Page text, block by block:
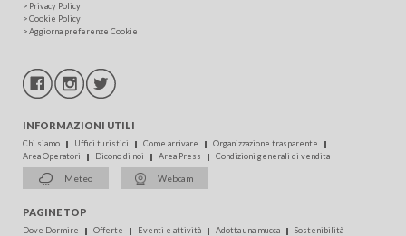
> Privacy Policy
>Cookie Policy
>Aggiorna preferenze Cookie
INFORMAZIONI UTILI
Chi siamo Uffici turistici Come arrivare
Organizzazione trasparente
Area Operatori
Dicono di noi Area Press Condizioni generali di vendita
Meteo Webcam
PAGINE TOP
Dove Dormire Offerte Eventi e attività Adotta una mucca Sostenibilità